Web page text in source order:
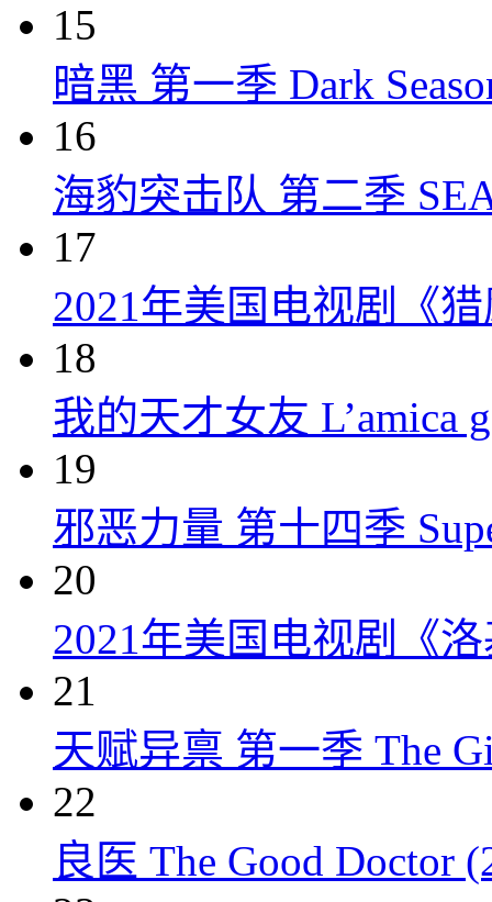
15
暗黑 第一季 Dark
16
海豹突击队 第二季
17
2021年美国电视剧《
18
我的天才女友 L’amica
19
邪恶力量 第十四季
20
2021年美国电视剧《
21
天赋异禀 第一季 The
22
良医 The Good Doctor